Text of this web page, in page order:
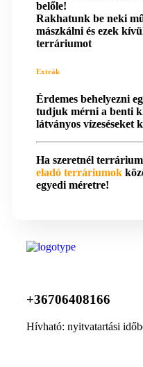
belőle!
Rakhatunk be neki
mászkálni és ezek
terráriumot
Extrák
Érdemes behelyezni
tudjuk mérni a benti
látványos vízeséseket
Ha szeretnél
eladó terráriumok
egyedi méretre!
+36706408166
Hívható: nyitvatartási